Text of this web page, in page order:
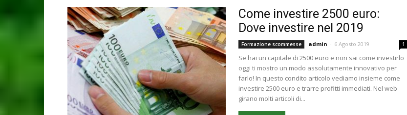
Come investire 2500 euro:
Dove investire nel 2019
Formazione scommesse admin - 6 Agosto 2019 1
Se hai un capitale di 2500 euro e non sai come investirlo
oggi ti mostro un modo assolutamente innovativo per
farlo! In questo condito articolo vediamo insieme come
investire 2500 euro e trarre profitti immediati. Nel web
girano molti articoli di...